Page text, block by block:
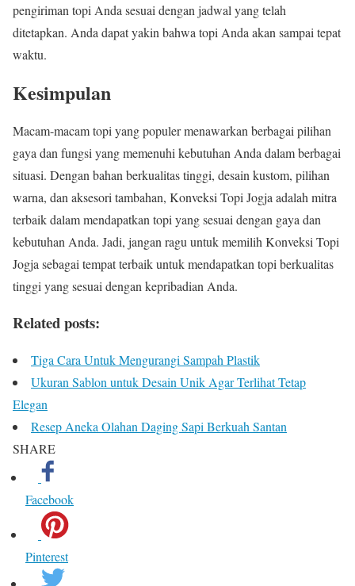
pengiriman topi Anda sesuai dengan jadwal yang telah
ditetapkan. Anda dapat yakin bahwa topi Anda akan sampai tepat
waktu.
Kesimpulan
Macam-macam topi yang populer menawarkan berbagai pilihan
gaya dan fungsi yang memenuhi kebutuhan Anda dalam berbagai
situasi. Dengan bahan berkualitas tinggi, desain kustom, pilihan
warna, dan aksesori tambahan, Konveksi Topi Jogja adalah mitra
terbaik dalam mendapatkan topi yang sesuai dengan gaya dan
kebutuhan Anda. Jadi, jangan ragu untuk memilih Konveksi Topi
Jogja sebagai tempat terbaik untuk mendapatkan topi berkualitas
tinggi yang sesuai dengan kepribadian Anda.
Related posts:
Tiga Cara Untuk Mengurangi Sampah Plastik
Ukuran Sablon untuk Desain Unik Agar Terlihat Tetap
Elegan
Resep Aneka Olahan Daging Sapi Berkuah Santan
SHARE
Facebook
Pinterest